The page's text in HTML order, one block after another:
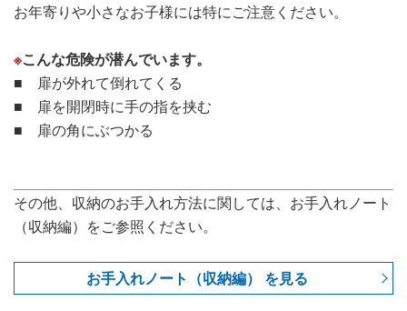
お年寄りや小さなお子様には特にご注意ください。
※こんな危険が潜んでいます。
■ 扉が外れて倒れてくる
■ 扉を開閉時に手の指を挟む
■ 扉の角にぶつかる
その他、収納のお手入れ方法に関しては、お手入れノート
（収納編）をご参照ください。
お手入れノート（収納編） を見る